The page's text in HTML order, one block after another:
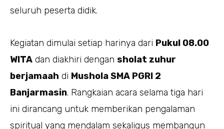
seluruh peserta didik.
Kegiatan dimulai setiap harinya dari Pukul 08.00
WITA dan diakhiri dengan sholat zuhur
berjamaah di Mushola SMA PGRI 2
Banjarmasin. Rangkaian acara selama tiga hari
ini dirancang untuk memberikan pengalaman
spiritual yang mendalam sekaligus membangun